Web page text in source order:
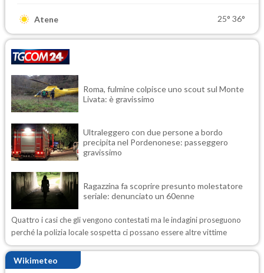
Atene 25° 36°
Roma, fulmine colpisce uno scout sul Monte
Livata: è gravissimo
Ultraleggero con due persone a bordo
precipita nel Pordenonese: passeggero
gravissimo
Ragazzina fa scoprire presunto molestatore
seriale: denunciato un 60enne
Quattro i casi che gli vengono contestati ma le indagini proseguono
perché la polizia locale sospetta ci possano essere altre vittime
Wikimeteo